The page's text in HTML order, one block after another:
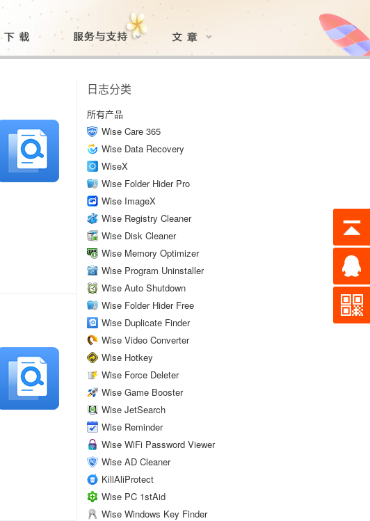
日志分类
所有产品
Wise Care 365
Wise Data Recovery
WiseX
Wise Folder Hider Pro
Wise ImageX
Wise Registry Cleaner
Wise Disk Cleaner
Wise Memory Optimizer
Wise Program Uninstaller
Wise Auto Shutdown
Wise Folder Hider Free
Wise Duplicate Finder
Wise Video Converter
Wise Hotkey
Wise Force Deleter
Wise Game Booster
Wise JetSearch
Wise Reminder
Wise WiFi Password Viewer
Wise AD Cleaner
KillAliProtect
Wise PC 1stAid
Wise Windows Key Finder